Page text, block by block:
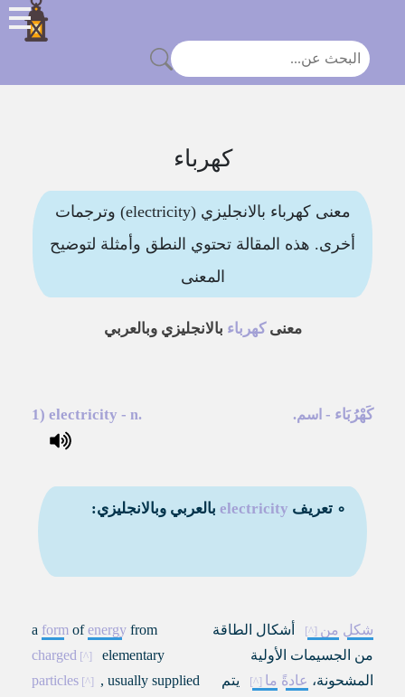
كهرباء
معنى كهرباء بالانجليزي (electricity) وترجمات
أخرى. هذه المقالة تحتوي النطق وأمثلة لتوضيح
المعنى
معنىكهرباء بالانجليزي وبالعربي
كَهْرُبَاء - اسم. 1) electricity - n.
∘ تعريف electricity بالعربي وبالانجليزي:
شكل من
أشكال الطاقة
من الجسيمات الأولية
المشحونة، عادةً ما
يتم
a form ofenergy from
charged
elementary
particles
, usually supplied